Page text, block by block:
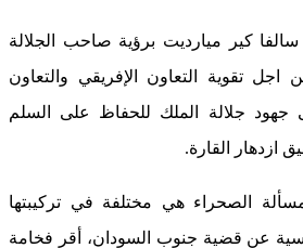
سالفا كير ميارديت برؤية صاحب الجلالة
تقوية التعاون الإفريقي والتعاون
جلالة الملك للحفاظ على السلم
ازدهار القارة.
الصحراء هي مختلفة في تركيبتها
عن قضية جنوب السودان، أقر فخامة